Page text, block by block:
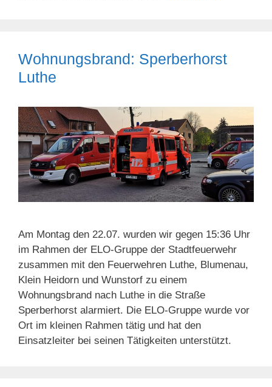
Wohnungsbrand: Sperberhorst
Luthe
Am Montag den 22.07. wurden wir gegen 15:36 Uhr
im Rahmen der ELO-Gruppe der Stadtfeuerwehr
zusammen mit den Feuerwehren Luthe, Blumenau,
Klein Heidorn und Wunstorf zu einem
Wohnungsbrand nach Luthe in die Straße
Sperberhorst alarmiert. Die ELO-Gruppe wurde vor
Ort im kleinen Rahmen tätig und hat den
Einsatzleiter bei seinen Tätigkeiten unterstützt.